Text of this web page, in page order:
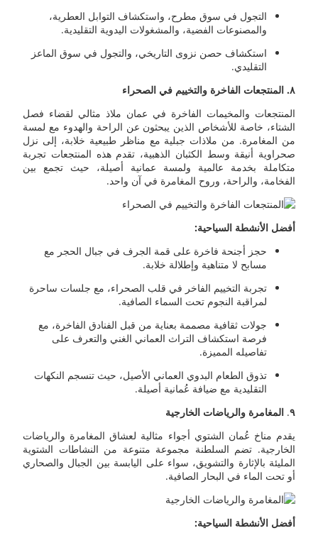
التجول في سوق مطرح، واستكشاف التوابل العطرية،
والمصنوعات الفضية، والمشغولات اليدوية التقليدية.
استكشاف حصن نزوى التاريخي، والتجول في سوق الماعز
التقليدي.
٨. المنتجعات الفاخرة والتخييم في الصحراء
المنتجعات والمخيمات الفاخرة في عمان ملاذ مثالي لقضاء فصل
الشتاء، خاصة للأشخاص الذين يبحثون عن الراحة والهدوء مع لمسة
من المغامرة. من ملاذات جبلية مع مناظر طبيعية خلابة، إلى نزل
صحراوية أنيقة وسط الكثبان الذهبية، تقدم هذه المنتجعات تجربة
متكاملة بخدمة عالمية ولمسة عمانية أصيلة، حيث تجمع بين
الفخامة، والراحة، وروح المغامرة في آن واحد.
أفضل الأنشطة السياحية:
حجز أجنحة فاخرة على قمة الجرف في جبال الحجر مع
مسابح لا متناهية وإطلالة خلابة.
تجربة التخييم الفاخر في قلب الصحراء، مع جلسات ساحرة
لمراقبة النجوم تحت السماء الصافية.
جولات ثقافية مصممة بعناية من قبل الفنادق الفاخرة، مع
فرصة استكشاف التراث العماني الغني والتعرف على
تفاصيله المميزة.
تذوق الطعام البدوي العماني الأصيل، حيث تنسجم النكهات
التقليدية مع ضيافة عُمانية أصيلة.
٩. المغامرة والرياضات الخارجية
يقدم مناخ عُمان الشتوي أجواء مثالية لعشاق المغامرة والرياضات
الخارجية. تضم السلطنة مجموعة متنوعة من النشاطات الشتوية
المليئة بالإثارة والتشويق، سواء على اليابسة بين الجبال والصحاري
أو تحت الماء في البحار الصافية.
أفضل الأنشطة السياحية: